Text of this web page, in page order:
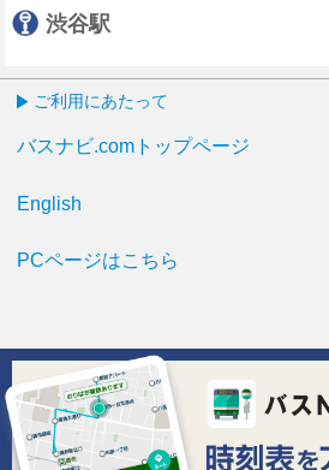
渋谷駅
ご利用にあたって
バスナビ.comトップページ
English
PCページはこちら